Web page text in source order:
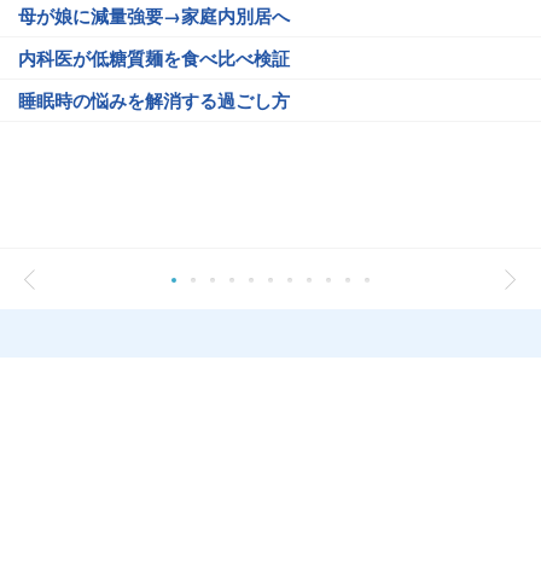
母が娘に減量強要→家庭内別居へ
内科医が低糖質麺を食べ比べ検証
睡眠時の悩みを解消する過ごし方